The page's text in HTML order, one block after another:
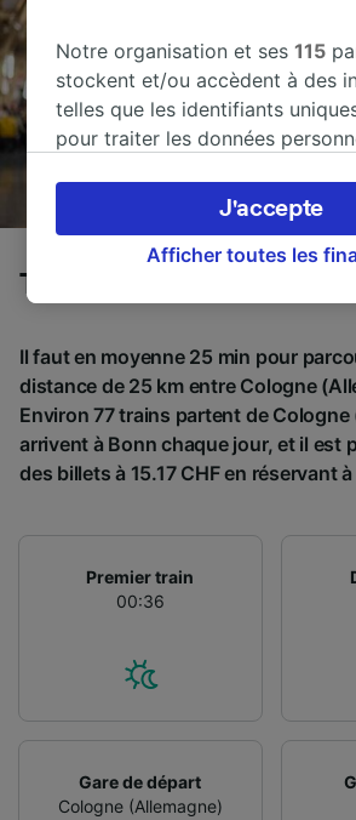
Trains de Cologne
Il faut en moyenne 25 min pour
distance de 25 km entre Cologne
Environ 77 trains partent de Cologne
arrivent à Bonn chaque jour, et il est
des billets à 15.17 CHF en réservant à
Premier train
00:36
Gare de départ
Cologne (Allemagne)
Notre organisation et ses115
stockent et/ou accèdent à des
telles que les identifiants
pour traiter les données
préférences, notamment en
droit d’opposition à l’intérêt
cliquant ci-dessous ou à tout
Vos données ne seront pas
de traçage si vous nous avez
pas vous tracer.
Nos équipes ainsi que nos
finalités suivantes :
précises. Analyser activement
caractéristiques de l’appareil pour
informations sur un appareil.
contenu personnalisés, mesure de
Liste de nos partenaires
Afficher toutes les
J'accepte